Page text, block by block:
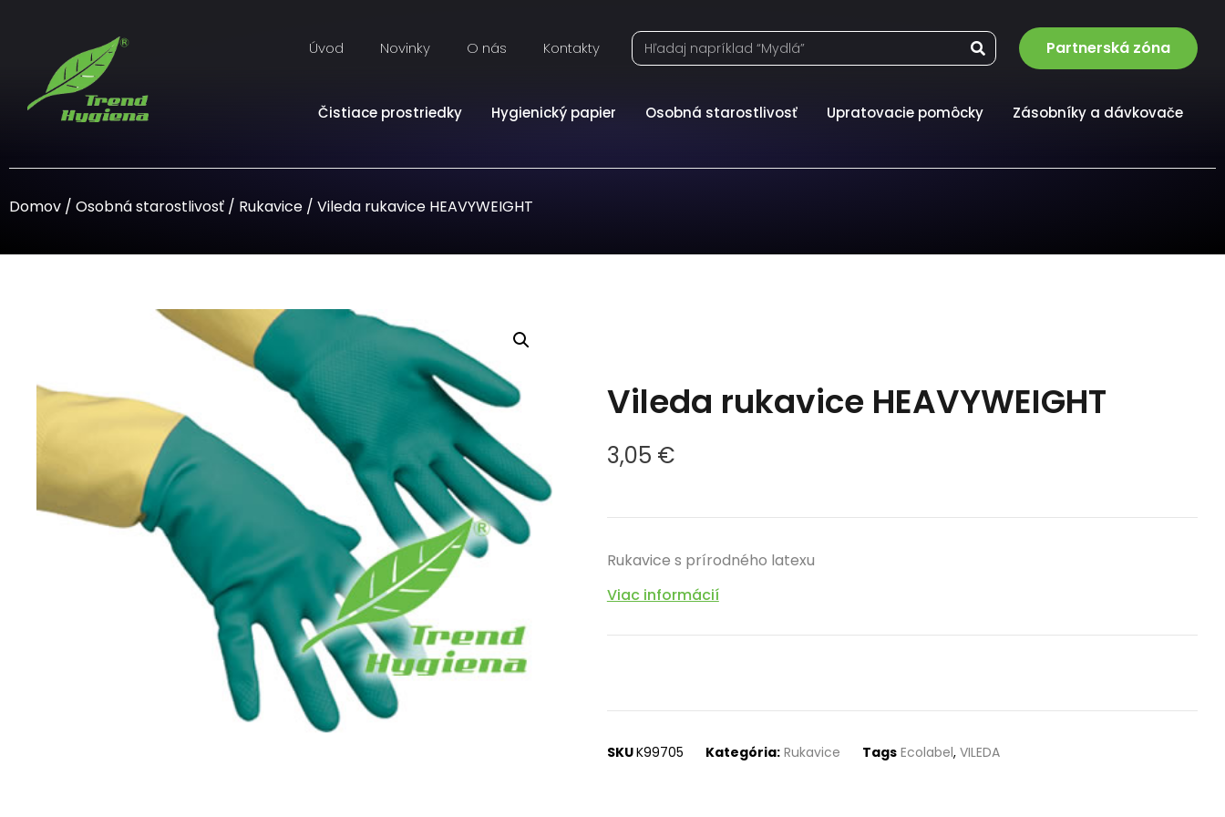
Úvod Novinky O nás Kontakty Partnerská zóna
Čistiace prostriedky Hygienický papier Osobná starostlivosť Upratovacie pomôcky Zásobníky a dávkovače
Domov / Osobná starostlivosť / Rukavice / Vileda rukavice HEAVYWEIGHT
Vileda rukavice HEAVYWEIGHT
3,05 €
Rukavice s prírodného latexu
Viac informácií
SKUK99705 Kategória: Rukavice Tags Ecolabel, VILEDA